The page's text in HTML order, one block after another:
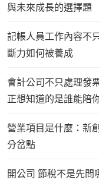
與未來成長的選擇題
記帳人員工作內容不
斷力如何被養成
會計公司不只處理發
正想知道的是誰能陪
營業項目是什麼：新
分岔點
開公司 節稅不是先問